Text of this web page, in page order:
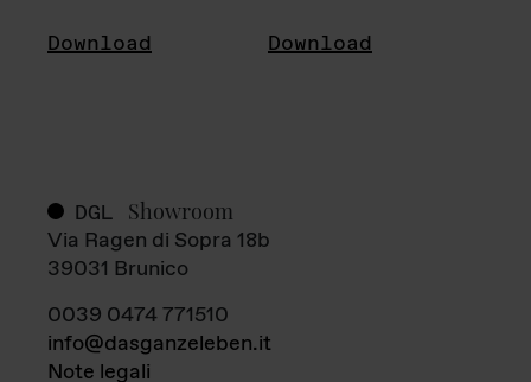
Download Download
DGL Showroom
Via Ragen di Sopra 18b
39031 Brunico
0039 0474 771510
info@dasganzeleben.it
Note legali